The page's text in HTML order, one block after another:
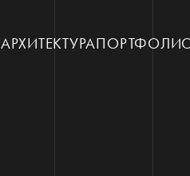
АРХИТЕКТУРА